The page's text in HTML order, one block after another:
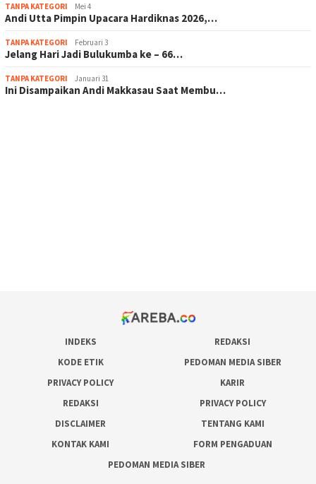
TANPA KATEGORI Mei 4
Andi Utta Pimpin Upacara Hardiknas 2026,…
TANPA KATEGORI Februari 3
Jelang Hari Jadi Bulukumba ke – 66…
TANPA KATEGORI Januari 31
Ini Disampaikan Andi Makkasau Saat Membu…
INDEKS
REDAKSI
KODE ETIK
PEDOMAN MEDIA SIBER
PRIVACY POLICY
KARIR
REDAKSI
PRIVACY POLICY
DISCLAIMER
TENTANG KAMI
KONTAK KAMI
FORM PENGADUAN
PEDOMAN MEDIA SIBER